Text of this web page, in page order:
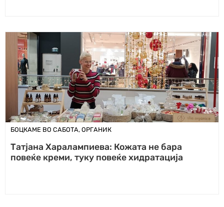
БОЦКАМЕ ВО САБОТА, ОРГАНИК
Татјана Харалампиева: Кожата не бара
повеќе креми, туку повеќе хидратација